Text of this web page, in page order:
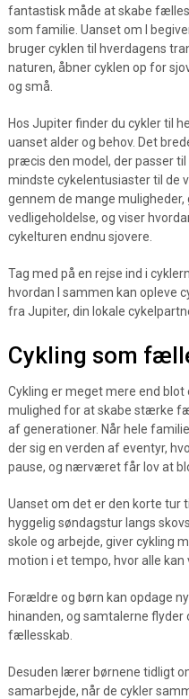
fantastisk måde at skabe
som familie. Uanset om I
bruger cyklen til hverdagens
naturen, åbner cyklen op for
og små.
Hos Jupiter finder du cykler til
uanset alder og behov. Det
præcis den model, der passer
mindste cykelentusiaster til de
gennem de mange muligheder,
vedligeholdelse, og viser
cykelturen endnu sjovere.
Tag med på en rejse ind i
hvordan I sammen kan opleve
fra Jupiter, din lokale
Cykling som
Cykling er meget mere end
mulighed for at skabe stærke
af generationer. Når hele
der sig en verden af eventyr,
pause, og nærværet får lov at
Uanset om det er den korte tur
hyggelig søndagstur langs
skole og arbejde, giver cykling
motion i et tempo, hvor alle kan
Forældre og børn kan opdage
hinanden, og samtalerne
fællesskab.
Desuden lærer børnene tidligt
samarbejde, når de cykler